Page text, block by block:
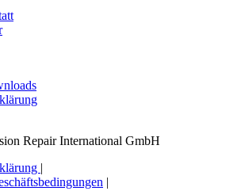
Repair International GmbH
|
|